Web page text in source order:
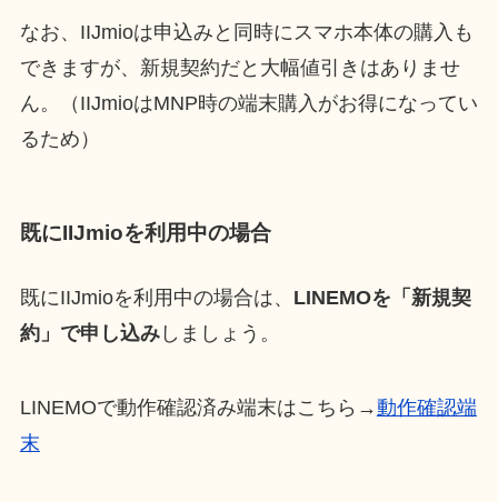
なお、IIJmioは申込みと同時にスマホ本体の購入も
できますが、新規契約だと大幅値引きはありませ
ん。（IIJmioはMNP時の端末購入がお得になってい
るため）
既にIIJmioを利用中の場合
既にIIJmioを利用中の場合は、 LINEMOを「新規契
約」で申し込みしましょう。
LINEMOで動作確認済み端末はこちら→動作確認端
末